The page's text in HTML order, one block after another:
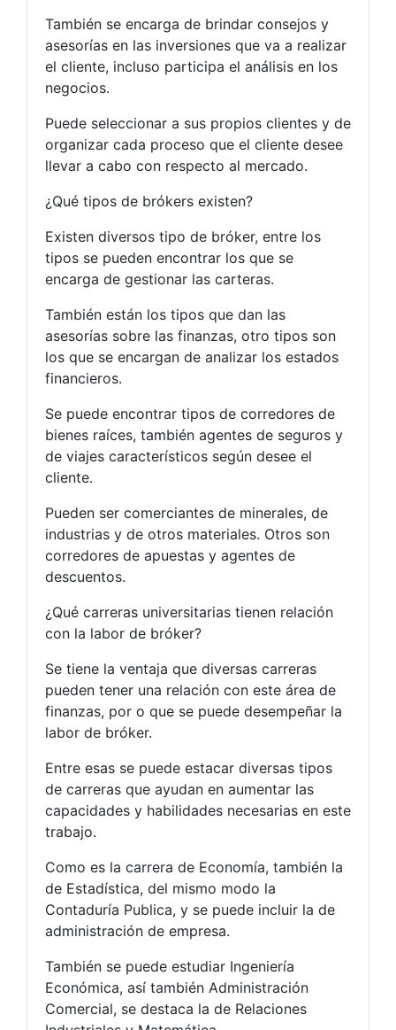
También se encarga de brindar consejos y
asesorías en las inversiones que va a realizar
el cliente, incluso participa el análisis en los
negocios.
Puede seleccionar a sus propios clientes y de
organizar cada proceso que el cliente desee
llevar a cabo con respecto al mercado.
¿Qué tipos de brókers existen?
Existen diversos tipo de bróker, entre los
tipos se pueden encontrar los que se
encarga de gestionar las carteras.
También están los tipos que dan las
asesorías sobre las finanzas, otro tipos son
los que se encargan de analizar los estados
financieros.
Se puede encontrar tipos de corredores de
bienes raíces, también agentes de seguros y
de viajes característicos según desee el
cliente.
Pueden ser comerciantes de minerales, de
industrias y de otros materiales. Otros son
corredores de apuestas y agentes de
descuentos.
¿Qué carreras universitarias tienen relación
con la labor de bróker?
Se tiene la ventaja que diversas carreras
pueden tener una relación con este área de
finanzas, por o que se puede desempeñar la
labor de bróker.
Entre esas se puede estacar diversas tipos
de carreras que ayudan en aumentar las
capacidades y habilidades necesarias en este
trabajo.
Como es la carrera de Economía, también la
de Estadística, del mismo modo la
Contaduría Publica, y se puede incluir la de
administración de empresa.
También se puede estudiar Ingeniería
Económica, así también Administración
Comercial, se destaca la de Relaciones